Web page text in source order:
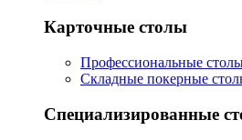
Карточные столы
Профессиональные
Складные покерные
Специализированные